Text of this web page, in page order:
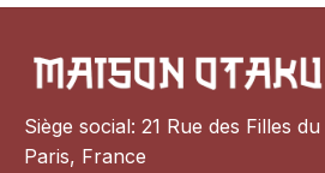
Siège social: 21 Rue des Filles
Paris, France